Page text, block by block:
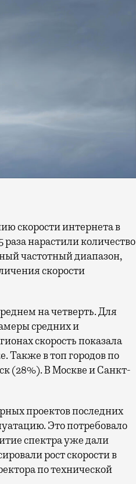
раза нарастили количество
частотный диапазон,
скорости
на четверть. Для
средних и
скорость показала
Также в топ городов по
(28%). В Москве и Санкт-
проектов последних
Это потребовало
спектра уже дали
рост скорости в
по технической